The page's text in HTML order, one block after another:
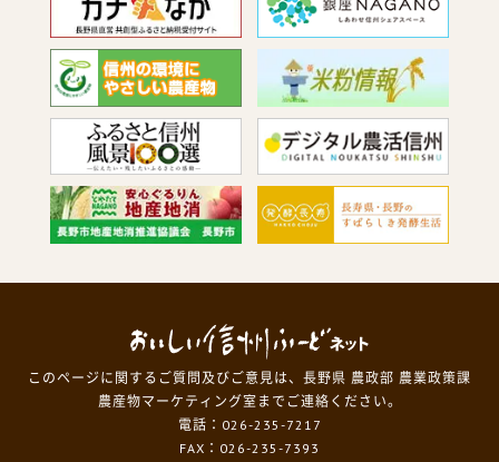
このページに関するご質問及びご意見は、長野県 農政部 農業政策課
農産物マーケティング室までご連絡ください。
電話：026-235-7217
FAX：026-235-7393